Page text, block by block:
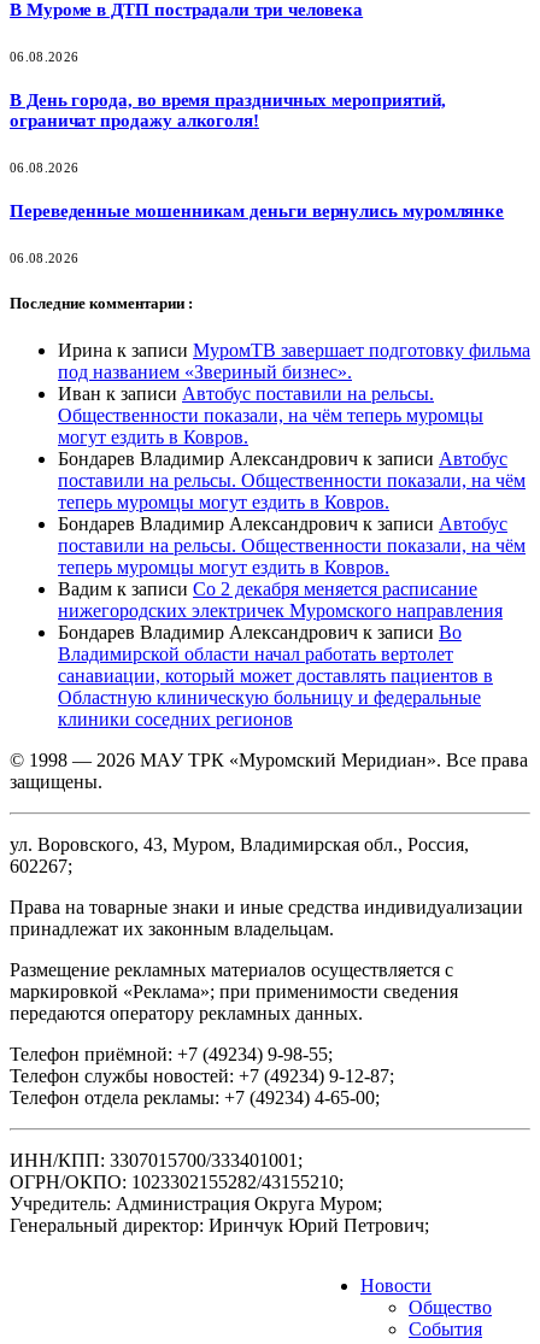
В Муроме в ДТП пострадали три человека
06.08.2026
В День города, во время праздничных мероприятий,
ограничат продажу алкоголя!
06.08.2026
Переведенные мошенникам деньги вернулись муромлянке
06.08.2026
Последние комментарии :
Ирина к записи МуромТВ завершает подготовку фильма
под названием «Звериный бизнес».
Иван к записи Автобус поставили на рельсы.
Общественности показали, на чём теперь муромцы
могут ездить в Ковров.
Бондарев Владимир Александрович к записи Автобус
поставили на рельсы. Общественности показали, на чём
теперь муромцы могут ездить в Ковров.
Бондарев Владимир Александрович к записи Автобус
поставили на рельсы. Общественности показали, на чём
теперь муромцы могут ездить в Ковров.
Вадим к записи Со 2 декабря меняется расписание
нижегородских электричек Муромского направления
Бондарев Владимир Александрович к записи Во
Владимирской области начал работать вертолет
санавиации, который может доставлять пациентов в
Областную клиническую больницу и федеральные
клиники соседних регионов
© 1998 — 2026 МАУ ТРК «Муромский Меридиан». Все права
защищены.
ул. Воровского, 43, Муром, Владимирская обл., Россия,
602267;
Права на товарные знаки и иные средства индивидуализации
принадлежат их законным владельцам.
Размещение рекламных материалов осуществляется с
маркировкой «Реклама»; при применимости сведения
передаются оператору рекламных данных.
Телефон приёмной: +7 (49234) 9-98-55;
Телефон службы новостей: +7 (49234) 9-12-87;
Телефон отдела рекламы: +7 (49234) 4-65-00;
ИНН/КПП: 3307015700/333401001;
ОГРН/ОКПО: 1023302155282/43155210;
Учредитель: Администрация Округа Муром;
Генеральный директор: Иринчук Юрий Петрович;
Новости
Общество
События